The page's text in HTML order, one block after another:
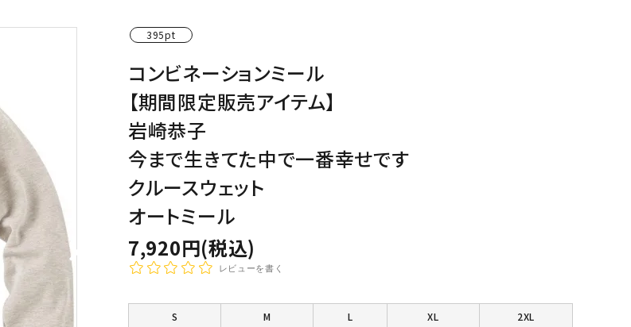
395pt
コンビネーションミール
【期間限定販売アイテム】
岩崎恭子
今まで生きてた中で一番幸せです
クルースウェット
オートミール
7,920円(税込)
レビューを書く
S M L XL 2XL